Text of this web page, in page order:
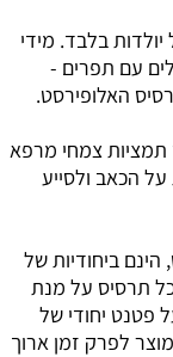
בלבד. מידי
עם תפרים -
האלופירסט.
תמציות צמחי מרפא
הכאב ולסייע
הינם ביחודיות של
תרסיס על מנת
פטנט יחודי של
לפרק זמן ארוך